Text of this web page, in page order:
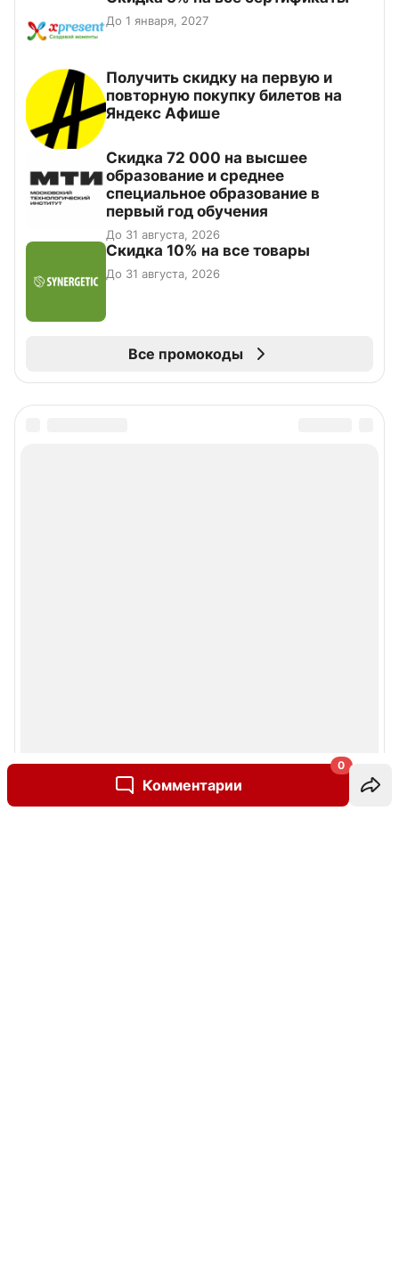
Комментарии
0
До 1 января, 2027
Получить скидку на первую и
повторную покупку билетов на
Яндекс Афише
Скидка 72 000 на высшее
образование и среднее
специальное образование в
первый год обучения
До 31 августа, 2026
Скидка 10% на все товары
До 31 августа, 2026
Все промокоды